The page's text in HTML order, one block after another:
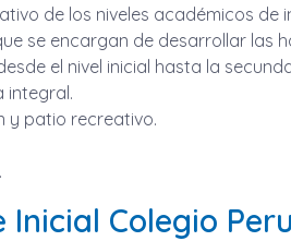
de los niveles académicos de
se encargan de desarrollar las
el nivel inicial hasta la
integral.
y patio recreativo.
Colegio